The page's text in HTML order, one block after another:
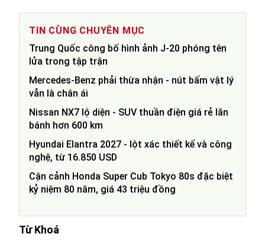
TIN CÙNG CHUYÊN MỤC
Trung Quốc công bố hình ảnh J-20 phóng tên
lửa trong tập trận
Mercedes-Benz phải thừa nhận - nút bấm vật lý
vẫn là chân ái
Nissan NX7 lộ diện - SUV thuần điện giá rẻ lăn
bánh hơn 600 km
Hyundai Elantra 2027 - lột xác thiết kế và công
nghệ, từ 16.850 USD
Cận cảnh Honda Super Cub Tokyo 80s đặc biệt
kỷ niệm 80 năm, giá 43 triệu đồng
Từ Khoá